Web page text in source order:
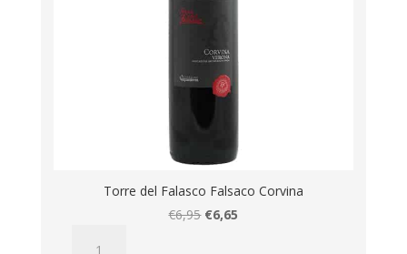
Torre del Falasco Falsaco Corvina
€6,95 Oorspronkelijke
€6,65